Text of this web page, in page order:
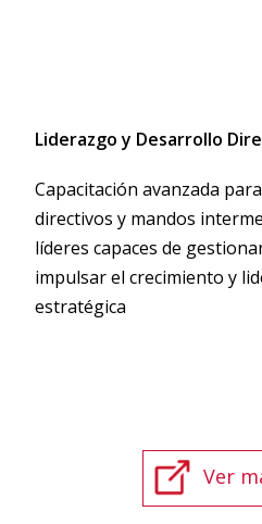
Liderazgo y Desarrollo
Capacitación avanzada
directivos y mandos
líderes capaces de
impulsar el crecimiento y
estratégica
Ver